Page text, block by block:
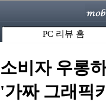
PC 리뷰 홈
소비자 우롱
'가짜 그래픽